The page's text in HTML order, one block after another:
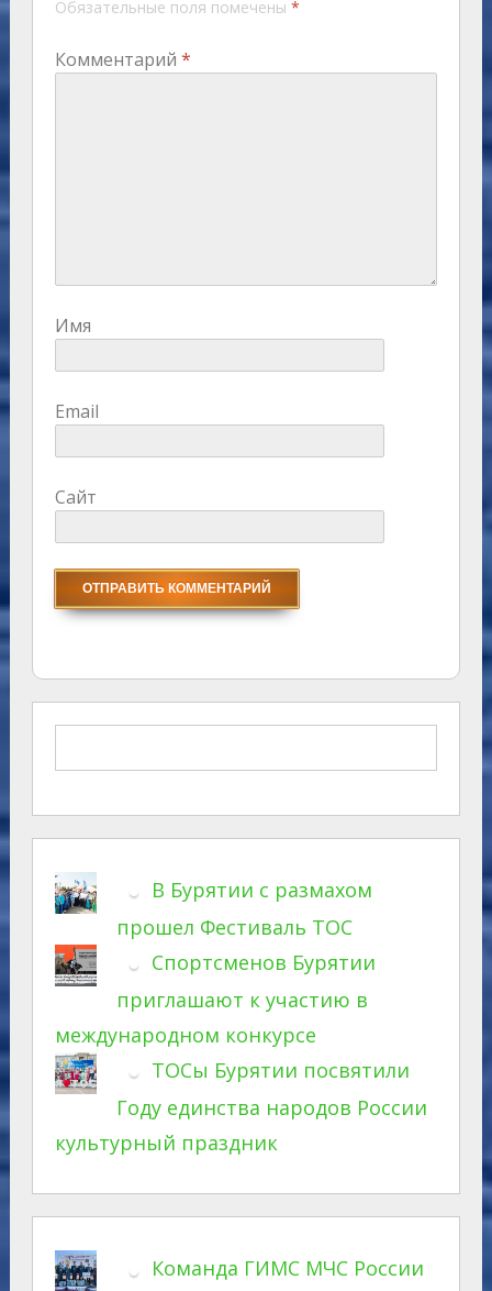
Обязательные поля помечены *
Комментарий *
Имя
Email
Сайт
В Бурятии с размахом
прошел Фестиваль ТОС
Спортсменов Бурятии
приглашают к участию в
международном конкурсе
ТОСы Бурятии посвятили
Году единства народов России
культурный праздник
Команда ГИМС МЧС России